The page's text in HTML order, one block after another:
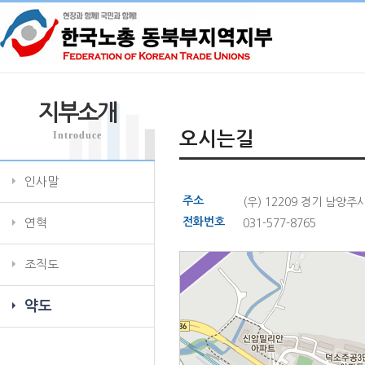
지부소개
Introduce
인사말
연혁
조직도
약도
오시는길
주소
(우) 12209 경기 남양주
전화번호
031-577-8765